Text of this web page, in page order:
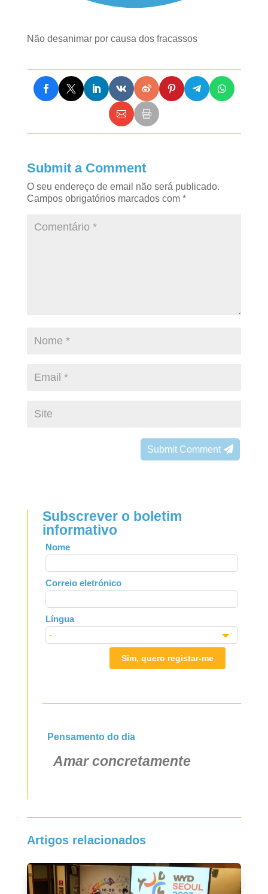
Não desanimar por causa dos fracassos
Submit a Comment
O seu endereço de email não será publicado.
Campos obrigatórios marcados com *
Submit Comment
Subscrever o boletim
informativo
Leave
this
field
blank
Nome
Correio eletrónico
Língua
Sim, quero registar-me
Pensamento do dia
Amar concretamente
Artigos relacionados